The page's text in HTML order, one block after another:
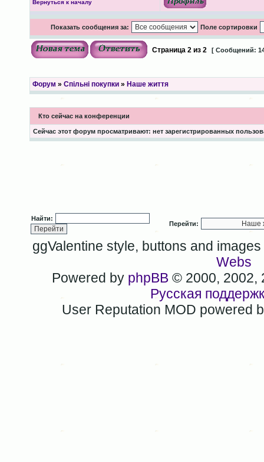
Вернуться к началу
Показать сообщения за: Поле сортировки
Страница 2из 2 [ Сообщений:
Форум » Спільні покупки» Наше життя
Кто сейчас на конференции
Сейчас этот форум просматривают: нет зарегистрированных
Найти:
Перейти:
ggValentine style, buttons and
Webs
Powered by phpBB © 2000, 2002,
Русская
User Reputation MOD powered